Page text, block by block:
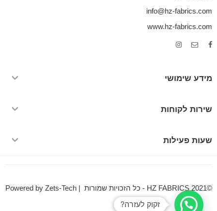
info@hz-fabrics.com
www.hz-fabrics.com
מידע שימושי
שירות לקוחות
שעות פעילות
©HZ FABRICS 2021 - כל הזכויות שמורות | Powered by Zets-Tech
זקוק לעזרה?